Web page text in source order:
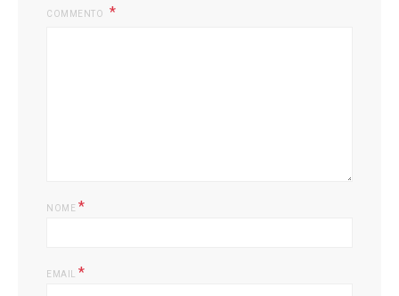
COMMENTO
NOME *
EMAIL *